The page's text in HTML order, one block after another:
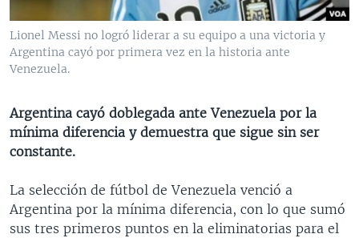
BRASIL
ENTRETENIMIENTO Y CULTURA
TECNOLOGÍA
CIENCIA Y SALUD
VIDEOS
FOTOGRAFÍA
PROGRAMAS TV
EL MUNDO AL DÍA
VISIÓN 360
LAS CLAVES
PANORAMA
RADIO
AUDIONOTICIAS
BUENOS DÍAS AMÉRICA
ESTADOS UNIDOS AL DÍA
EL MUNDO AL DÍA [RADIO]
DOCUMENTALES DE LA VOA
SÍGANOS
Lionel Messi no logró liderar a su equipo a una victoria y
Argentina cayó por primera vez en la historia ante
Venezuela.
Argentina cayó doblegada ante Venezuela por la
mínima diferencia y demuestra que sigue sin ser
constante.
La selección de fútbol de Venezuela venció a
Argentina por la mínima diferencia, con lo que sumó
sus tres primeros puntos en la eliminatorias para el